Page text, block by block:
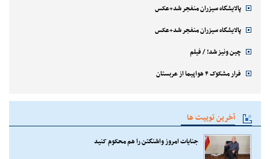
پالایشگاه سیزران منفجر شد+عکس
پالایشگاه سیزران منفجر شد+عکس
چین ونیز شد! / فیلم
فرار مشکوک ۴ هواپیما از عربستان
آخرین توییت ها
جنایات امروز واشنگتن را هم محکوم کنید